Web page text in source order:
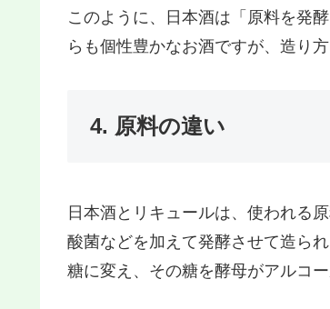
このように、日本酒は「原料を発
らも個性豊かなお酒ですが、造り
4. 原料の違い
日本酒とリキュールは、使われる
酸菌などを加えて発酵させて造ら
糖に変え、その糖を酵母がアルコ